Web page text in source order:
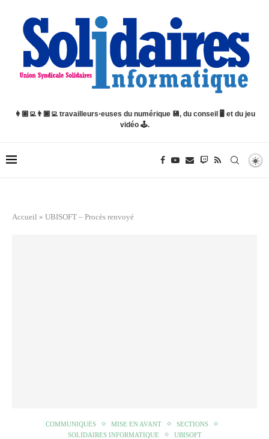
👩🏽‍💻👨🏿‍💻 travailleurs⋅euses du numérique 💾, du conseil 🖥️ et du jeu
vidéo 🕹️.
Accueil » UBISOFT – Procès renvoyé
COMMUNIQUÉS MISE EN AVANT
SECTIONS
SOLIDAIRES INFORMATIQUE
UBISOFT